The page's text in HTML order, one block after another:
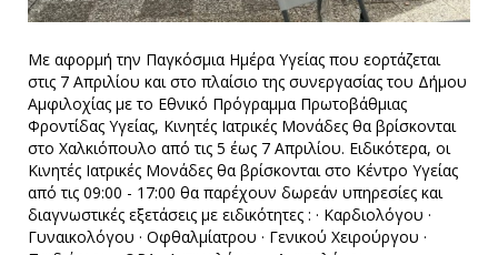
Με αφορμή την Παγκόσμια Ημέρα Υγείας που εορτάζεται
στις 7 Απριλίου και στο πλαίσιο της συνεργασίας του Δήμου
Αμφιλοχίας με το Εθνικό Πρόγραμμα Πρωτοβάθμιας
Φροντίδας Υγείας, Κινητές Ιατρικές Μονάδες θα βρίσκονται
στο Χαλκιόπουλο από τις 5 έως 7 Απριλίου. Ειδικότερα, οι
Κινητές Ιατρικές Μονάδες θα βρίσκονται στο Κέντρο Υγείας
από τις 09:00 - 17:00 θα παρέχουν δωρεάν υπηρεσίες και
διαγνωστικές εξετάσεις με ειδικότητες : · Καρδιολόγου ·
Γυναικολόγου · Οφθαλμίατρου · Γενικού Χειρούργου ·